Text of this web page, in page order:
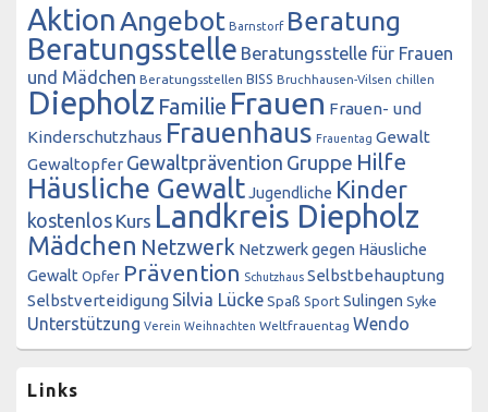
AktionAngebot Barnstorf Beratung
Beratungsstelle Beratungsstelle für Frauen
und Mädchen Beratungsstellen BISS Bruchhausen-Vilsen chillen
Diepholz Familie Frauen Frauen- und
Kinderschutzhaus Frauenhaus Frauentag Gewalt
Gewaltopfer Gewaltprävention Gruppe Hilfe
Häusliche GewaltJugendliche Kinder
kostenlos Kurs Landkreis Diepholz
Mädchen Netzwerk Netzwerk gegen Häusliche
Gewalt Opfer Prävention Schutzhaus Selbstbehauptung
Selbstverteidigung Silvia Lücke Spaß Sport Sulingen Syke
Unterstützung Verein Weihnachten Weltfrauentag Wendo
Links